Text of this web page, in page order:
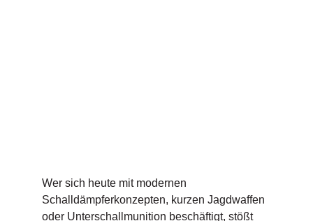
Wer sich heute mit modernen
Schalldämpferkonzepten, kurzen Jagdwaffen
oder Unterschallmunition beschäftigt, stößt